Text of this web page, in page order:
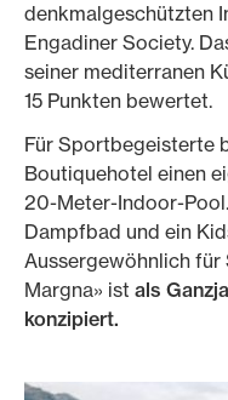
denkmalgeschützten
Engadiner Society.
seiner mediterranen
15 Punkten bewertet.
Für Sportbegeisterte
Boutiquehotel einen
20-Meter-Indoor-
Dampfbad und ein
Aussergewöhnlich für
Margna» ist als
konzipiert.